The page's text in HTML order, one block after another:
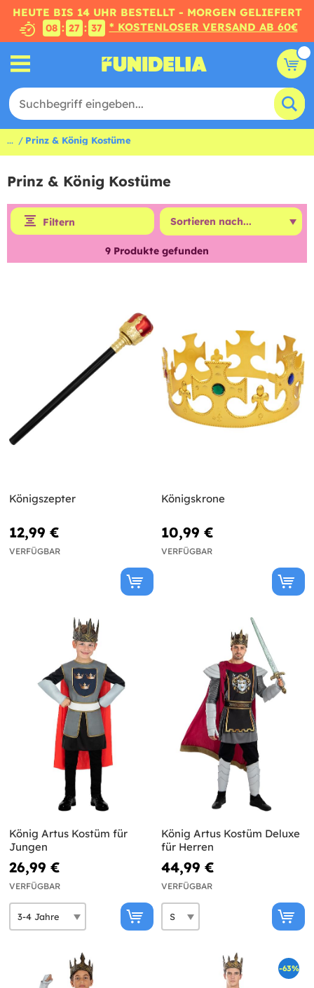
HEUTE BIS 14 UHR BESTELLT - MORGEN GELIEFERT
08 : 27 : 37 * KOSTENLOSER VERSAND AB 60€
... Prinz & König Kostüme
Prinz & König Kostüme
Filtern
9 Produkte gefunden
Königszepter
12,99 €
VERFÜGBAR
Königskrone
10,99 €
VERFÜGBAR
König Artus Kostüm für
Jungen
26,99 €
VERFÜGBAR
König Artus Kostüm Deluxe
für Herren
44,99 €
VERFÜGBAR
-63%